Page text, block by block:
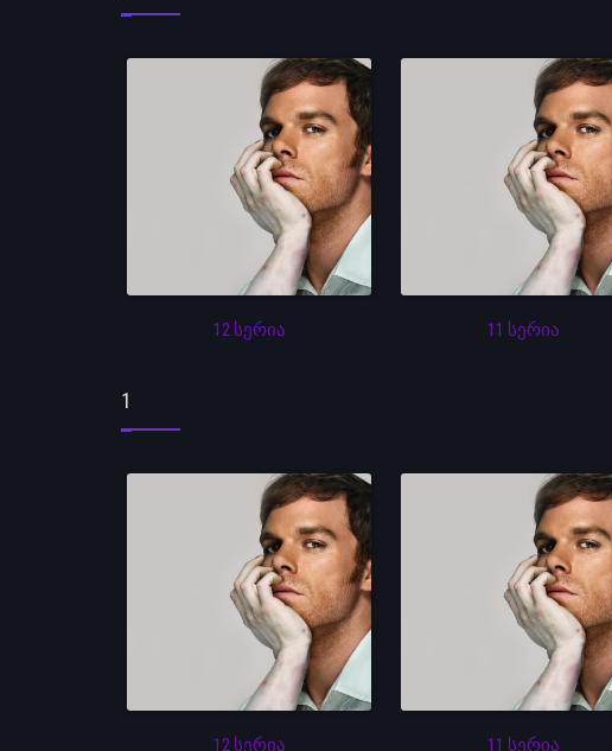
12 სერია 11 სერია
1
12 სერია 11 სერია